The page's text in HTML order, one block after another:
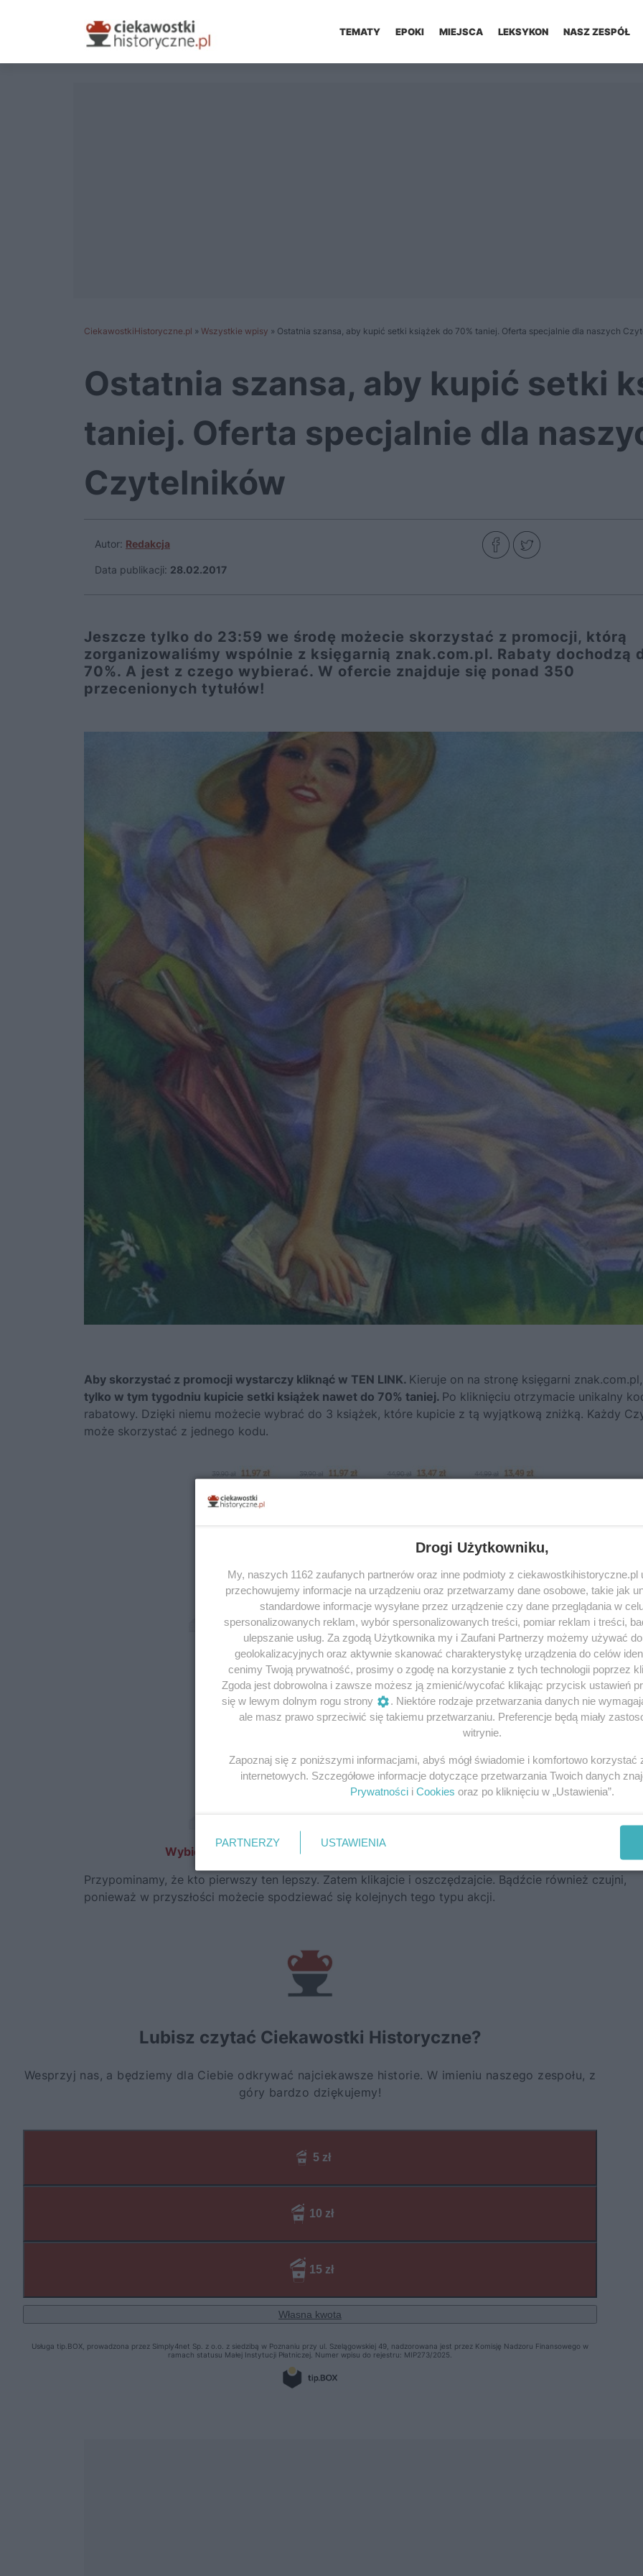
TEMATY EPOKI MIEJSCA LEKSYKON NASZ ZESPÓŁ
CiekawostkiHistoryczne.pl » Wszystkie wpisy » Ostatnia szansa, aby kupić setki książek do 70% taniej. Oferta specjalnie dla naszych
Ostatnia szansa, aby kupić setki
taniej. Oferta specjalnie dla
Czytelników
Autor: Redakcja
Data publikacji: 28.02.2017
Jeszcze tylko do 23:59 we środę możecie skorzystać z promocji, którą
zorganizowaliśmy wspólnie z księgarnią znak.com.pl. Rabaty dochodzą
70%. A jest z czego wybierać. W ofercie znajduje się ponad 350
przecenionych tytułów!
Aby skorzystać z promocji wystarczy kliknąć w TEN LINK. Kieruje on na stronę księgarni
tylko w tym tygodniu kupicie setki książek nawet do 70% taniej. Po kliknięciu otrzymacie unikalny
rabatowy. Dzięki niemu możecie wybrać do 3 książek, które kupicie z tą wyjątkową zniżką. Każdy
może skorzystać z jednego kodu.
Wybieraj spośród setek książek przecenionych do 70%!
Przypominamy, że kto pierwszy ten lepszy. Zatem klikajcie i oszczędzajcie. Bądźcie również czujni,
ponieważ w przyszłości możecie spodziewać się kolejnych tego typu akcji.
Drogi Użytkowniku,
My, naszych 1162 zaufanych partnerów oraz inne podmioty z ciekawostkihistoryczne.pl
przechowujemy informacje na urządzeniu oraz przetwarzamy dane osobowe, takie jak
standardowe informacje wysyłane przez urządzenie czy dane przeglądania w
spersonalizowanych reklam, wybór spersonalizowanych treści, pomiar reklam i treści,
ulepszanie usług. Za zgodą Użytkownika my i Zaufani Partnerzy możemy używać
geolokalizacyjnych oraz aktywnie skanować charakterystykę urządzenia do celów
cenimy Twoją prywatność, prosimy o zgodę na korzystanie z tych technologii poprzez
Zgoda jest dobrowolna i zawsze możesz ją zmienić/wycofać klikając przycisk ustawień
się w lewym dolnym rogu strony
. Niektóre rodzaje przetwarzania danych nie
ale masz prawo sprzeciwić się takiemu przetwarzaniu. Preferencje będą miały
witrynie.
Zapoznaj się z poniższymi informacjami, abyś mógł świadomie i komfortowo
internetowych. Szczegółowe informacje dotyczące przetwarzania Twoich danych
Prywatności i Cookies oraz po kliknięciu w „Ustawienia”.
PARTNERZY USTAWIENIA